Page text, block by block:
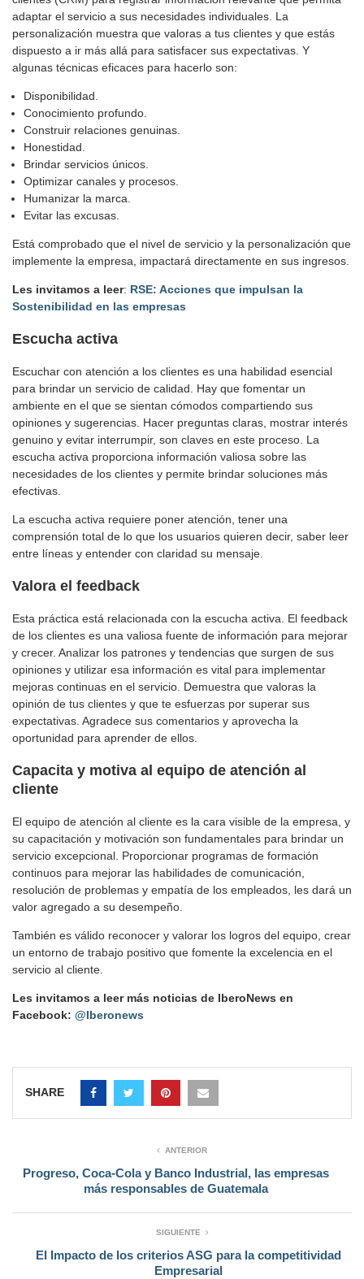
adaptar el servicio a sus necesidades individuales. La
personalización muestra que valoras a tus clientes y que estás
dispuesto a ir más allá para satisfacer sus expectativas. Y
algunas técnicas eficaces para hacerlo son:
Disponibilidad.
Conocimiento profundo.
Construir relaciones genuinas.
Honestidad.
Brindar servicios únicos.
Optimizar canales y procesos.
Humanizar la marca.
Evitar las excusas.
Está comprobado que el nivel de servicio y la personalización que
implemente la empresa, impactará directamente en sus ingresos.
Les invitamos a leer: RSE: Acciones que impulsan la
Sostenibilidad en las empresas
Escucha activa
Escuchar con atención a los clientes es una habilidad esencial
para brindar un servicio de calidad. Hay que fomentar un
ambiente en el que se sientan cómodos compartiendo sus
opiniones y sugerencias. Hacer preguntas claras, mostrar interés
genuino y evitar interrumpir, son claves en este proceso. La
escucha activa proporciona información valiosa sobre las
necesidades de los clientes y permite brindar soluciones más
efectivas.
La escucha activa requiere poner atención, tener una
comprensión total de lo que los usuarios quieren decir, saber leer
entre líneas y entender con claridad su mensaje.
Valora el feedback
Esta práctica está relacionada con la escucha activa. El feedback
de los clientes es una valiosa fuente de información para mejorar
y crecer. Analizar los patrones y tendencias que surgen de sus
opiniones y utilizar esa información es vital para implementar
mejoras continuas en el servicio. Demuestra que valoras la
opinión de tus clientes y que te esfuerzas por superar sus
expectativas. Agradece sus comentarios y aprovecha la
oportunidad para aprender de ellos.
Capacita y motiva al equipo de atención al
cliente
El equipo de atención al cliente es la cara visible de la empresa, y
su capacitación y motivación son fundamentales para brindar un
servicio excepcional. Proporcionar programas de formación
continuos para mejorar las habilidades de comunicación,
resolución de problemas y empatía de los empleados, les dará un
valor agregado a su desempeño.
También es válido reconocer y valorar los logros del equipo, crear
un entorno de trabajo positivo que fomente la excelencia en el
servicio al cliente.
Les invitamos a leer más noticias de IberoNews en
Facebook: @Iberonews
SHARE
ANTERIOR
Progreso, Coca-Cola y Banco Industrial, las empresas
más responsables de Guatemala
SIGUIENTE
El Impacto de los criterios ASG para la competitividad
Empresarial